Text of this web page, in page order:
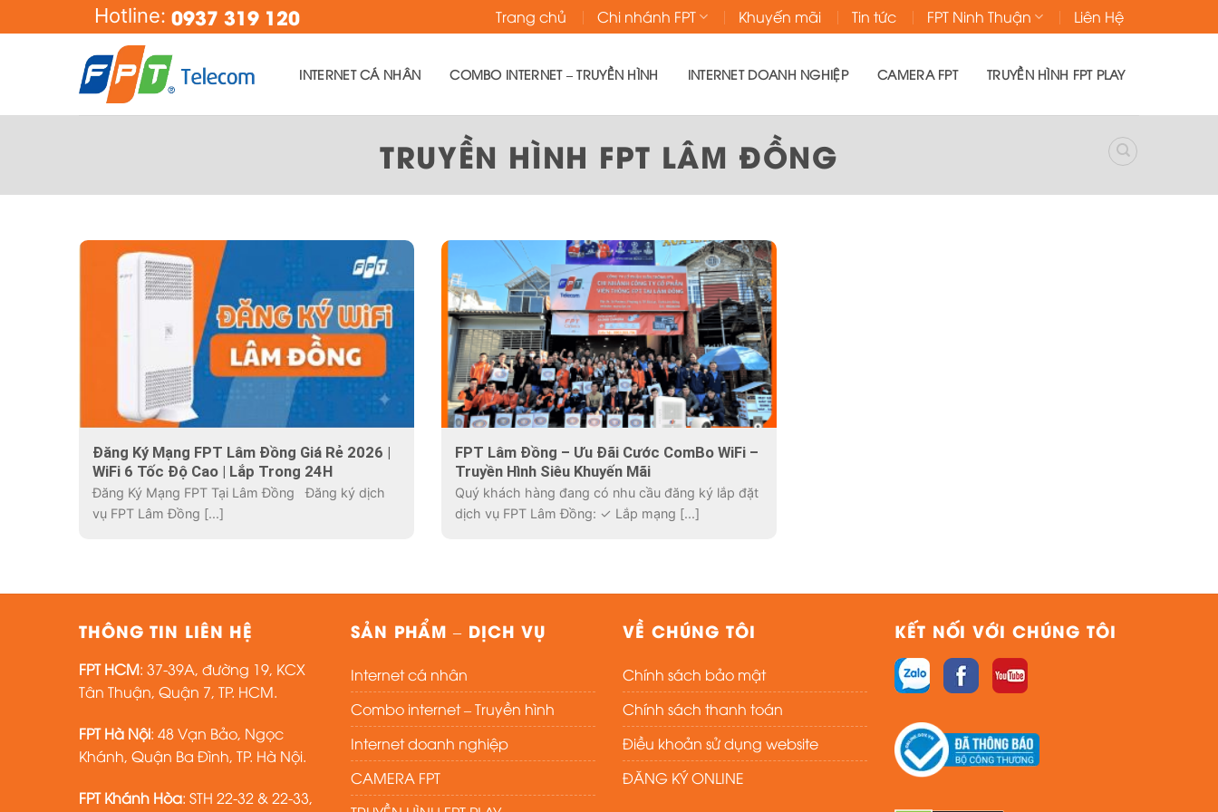
to
Hotline: 0937 319 120 Trang chủ Chi nhánh FPT Khuyến mãi Tin tức FPT Ninh Thuận Liên Hệ
INTERNET CÁ NHÂN COMBO INTERNET – TRUYỀN HÌNH INTERNET DOANH NGHIỆP CAMERA FPT TRUYỀN HÌNH FPT PLAY
TRUYỀN HÌNH FPT LÂM ĐỒNG
Đăng Ký Mạng FPT Lâm Đồng Giá Rẻ 2026 |
WiFi 6 Tốc Độ Cao | Lắp Trong 24H
Đăng Ký Mạng FPT Tại Lâm Đồng Đăng ký dịch
vụ FPT Lâm Đồng [...]
FPT Lâm Đồng – Ưu Đãi Cước ComBo WiFi –
Truyền Hình Siêu Khuyến Mãi
Quý khách hàng đang có nhu cầu đăng ký lắp đặt
dịch vụ FPT Lâm Đồng: ✓ Lắp mạng [...]
THÔNG TIN LIÊN HỆ
FPT HCM: 37-39A, đường 19, KCX
Tân Thuận, Quận 7, TP. HCM.
FPT Hà Nội: 48 Vạn Bảo, Ngọc
Khánh, Quận Ba Đình, TP. Hà Nội.
FPT Khánh Hòa: STH 22-32 & 22-33,
SẢN PHẨM – DỊCH VỤ
Internet cá nhân
Combo internet – Truyền hình
Internet doanh nghiệp
CAMERA FPT
VỀ CHÚNG TÔI
Chính sách bảo mật
Chính sách thanh toán
Điều khoản sử dụng website
ĐĂNG KÝ ONLINE
KẾT NỐI VỚI CHÚNG TÔI